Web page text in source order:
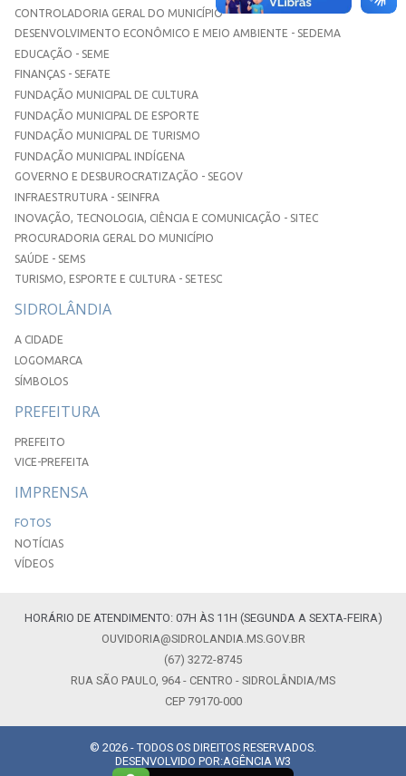
CONTROLADORIA GERAL DO MUNICÍPIO
DESENVOLVIMENTO ECONÔMICO E MEIO AMBIENTE - SEDEMA
EDUCAÇÃO - SEME
FINANÇAS - SEFATE
FUNDAÇÃO MUNICIPAL DE CULTURA
FUNDAÇÃO MUNICIPAL DE ESPORTE
FUNDAÇÃO MUNICIPAL DE TURISMO
FUNDAÇÃO MUNICIPAL INDÍGENA
GOVERNO E DESBUROCRATIZAÇÃO - SEGOV
INFRAESTRUTURA - SEINFRA
INOVAÇÃO, TECNOLOGIA, CIÊNCIA E COMUNICAÇÃO - SITEC
PROCURADORIA GERAL DO MUNICÍPIO
SAÚDE - SEMS
TURISMO, ESPORTE E CULTURA - SETESC
SIDROLÂNDIA
A CIDADE
LOGOMARCA
SÍMBOLOS
PREFEITURA
PREFEITO
VICE-PREFEITA
IMPRENSA
FOTOS
NOTÍCIAS
VÍDEOS
HORÁRIO DE ATENDIMENTO: 07H ÀS 11H (SEGUNDA A SEXTA-FEIRA)
OUVIDORIA@SIDROLANDIA.MS.GOV.BR
(67) 3272-8745
RUA SÃO PAULO, 964 - CENTRO - SIDROLÂNDIA/MS
CEP 79170-000
© 2026 - TODOS OS DIREITOS RESERVADOS.
DESENVOLVIDO POR:AGÊNCIA W3